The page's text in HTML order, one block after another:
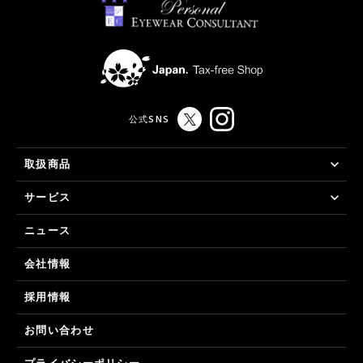
公式SNS
取扱商品
サービス
ニュース
会社情報
採用情報
お問い合わせ